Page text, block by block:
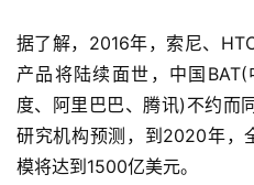
5
第
十
三
届
金
据了解，2016年，索尼、
产品将陆续面世，中国
度、阿里巴巴、腾讯)不约而
研究机构预测，到2020年，
模将达到1500亿美元。